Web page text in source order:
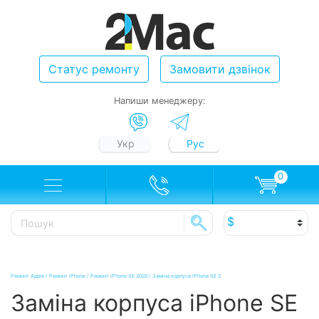
Статус ремонту Замовити дзвінок
Напиши менеджеру:
Укр Рус
0
Ремонт Apple / Ремонт iPhone / Ремонт iPhone SE 2020 / Заміна корпуса iPhone SE 2
Заміна корпуса iPhone SE